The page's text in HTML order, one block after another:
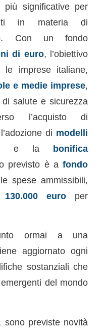
più significative per
in materia di
. Con un fondo
di euro, l’obiettivo
imprese italiane,
e medie imprese,
salute e sicurezza
l’acquisto di
di modelli
e la bonifica
previsto è afondo
spese ammissibili,
130.000 euro per
ormai a una
aggiornato ogni
sostanziali che
del mondo
sono previste novità